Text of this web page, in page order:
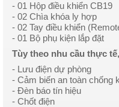
- 01 Hộp điều khiển CB19
- 02 Chìa khóa ly hợp
- 02 Tay điều khiển
- 01 Bộ phụ kiện lắp đặt
Tùy theo nhu cầu thực
- Lưu điện dự phòng
- Cảm biến an toàn chống
- Đèn báo tín hiệu
- Chốt điện